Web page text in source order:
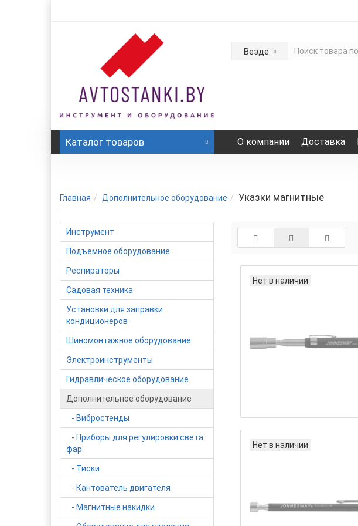
Везде
Каталог товаров О компании Доставка
Главная Дополнительное оборудование Указки магнитные
Инструмент
Подъемное оборудование
Респираторы
Садовая техника
Установки для заправки
кондиционеров
Шиномонтажное оборудование
Электроинструменты
Гидравлическое оборудование
Дополнительное оборудование
- Вибростенды
- Приборы для регулировки света
фар
- Тиски
- Кантователь двигателя
- Магнитные накидки
Нет в наличии
Нет в наличии